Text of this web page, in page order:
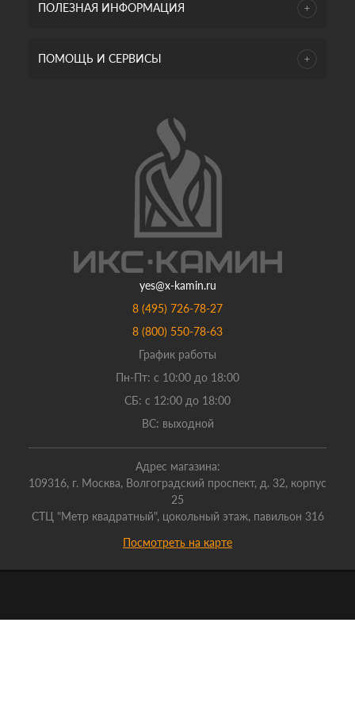
ПОЛЕЗНАЯ ИНФОРМАЦИЯ
ПОМОЩЬ И СЕРВИСЫ
yes@x-kamin.ru
8 (495) 726-78-27
8 (800) 550-78-63
График работы
Пн-Пт: с 10:00 до 18:00
СБ: с 12:00 до 18:00
ВС: выходной
Адрес магазина:
109316, г. Москва, Волгоградский проспект, д. 32, корпус
25
СТЦ "Метр квадратный", цокольный этаж, павильон 316
Посмотреть на карте